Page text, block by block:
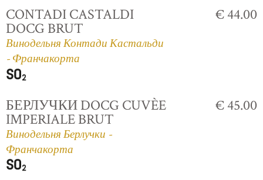
CONTADI CASTALDI
DOCG BRUT
Винодельня Контади Кастальди
- Франчакорта
€ 44.00
БЕРЛУЧКИ DOCG CUVÈE
IMPERIALE BRUT
Винодельня Берлучки -
Франчакорта
€ 45.00